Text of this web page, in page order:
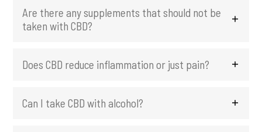
Are there any supplements that should not be
taken with CBD?
Does CBD reduce inflammation or just pain?
Can I take CBD with alcohol?